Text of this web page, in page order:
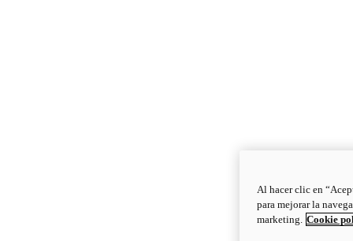
Al hacer clic en
para mejorar la
marketing. Cookie